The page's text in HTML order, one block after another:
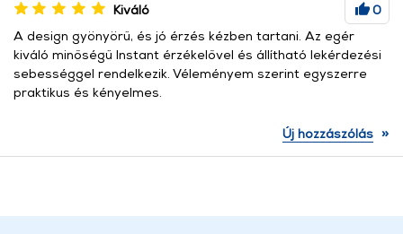
Kiváló
0
A design gyönyörű, és jó érzés kézben tartani. Az egér
kiváló minőségű Instant érzékelővel és állítható lekérdezési
sebességgel rendelkezik. Véleményem szerint egyszerre
praktikus és kényelmes.
Új hozzászólás »